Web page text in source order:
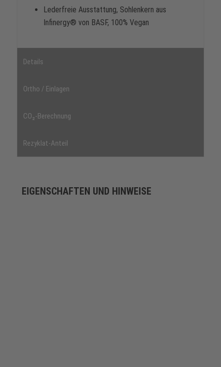
Lederfreie Ausstattung, Sohlenkern aus
Infinergy® von BASF, 100% Vegan
Details
Ortho / Einlagen
CO₂-Berechnung
Rezyklat-Anteil
EIGENSCHAFTEN UND HINWEISE